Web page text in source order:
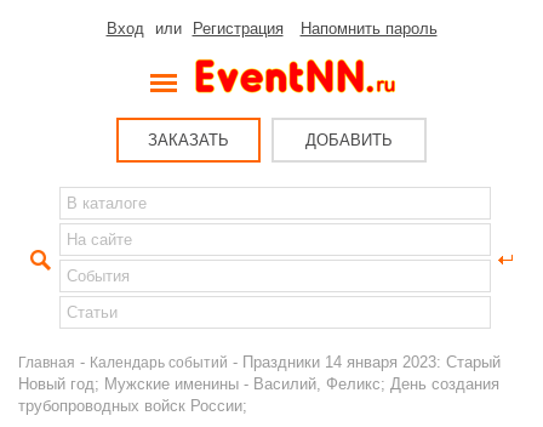
Вход или Регистрация Напомнить пароль
ЗАКАЗАТЬ ДОБАВИТЬ
Главная - Календарь событий - Праздники 14 января 2023: Старый
Новый год; Мужские именины - Василий, Феликс; День создания
трубопроводных войск России;